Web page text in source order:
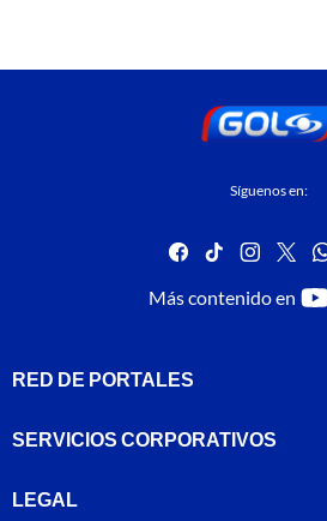
Síguenos en:
facebook
tiktok
Más contenido en
RED DE PORTALES
SERVICIOS CORPORATIVOS
LEGAL